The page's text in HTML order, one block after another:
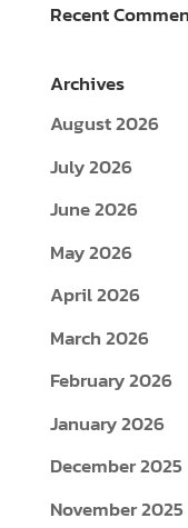
June 2026
May 2026
April 2026
March 2026
February 2026
January 2026
December 2025
November 2025
October 2025
September 2025
August 2025